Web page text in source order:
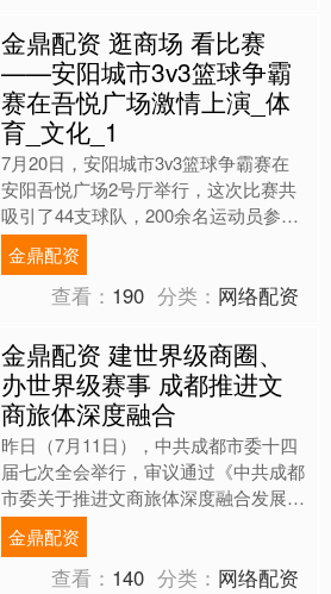
金鼎配资 逛商场 看比赛
——安阳城市3v3篮球争霸
赛在吾悦广场激情上演_体
育_文化_1
7月20日，安阳城市3v3篮球争霸赛在
安阳吾悦广场2号厅举行，这次比赛共
吸引了44支球队，200余名运动员参
与，该比赛依据年龄分为少年组、青年
组和成年组。 这次....
金鼎配资
查看： 190 分类： 网络配资
金鼎配资 建世界级商圈、
办世界级赛事 成都推进文
商旅体深度融合
昨日（7月11日），中共成都市委十四
届七次全会举行，审议通过《中共成都
市委关于推进文商旅体深度融合发展、
加快建设世界文化旅游名城和国际消费
中心城市的决定》。成都....
金鼎配资
查看： 140 分类： 网络配资